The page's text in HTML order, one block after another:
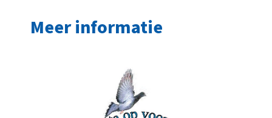
Meer informatie